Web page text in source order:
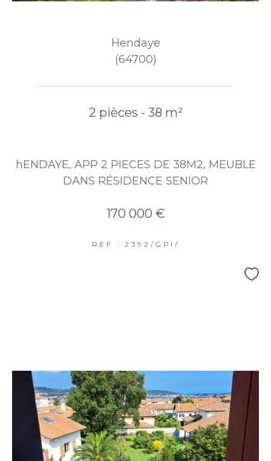
Hendaye
(64700)
2 pièces - 38 m²
hENDAYE, APP 2 PIECES DE 38M2, MEUBLE
DANS RÉSIDENCE SENIOR
170 000 €
REF : 2392/GPI/